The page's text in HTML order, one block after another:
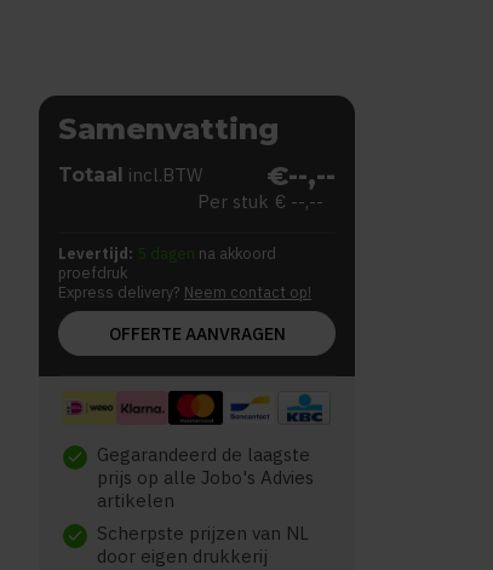
Samenvatting
Totaal incl.BTW €--,--
Per stuk € --,--
Levertijd: 5 dagen na akkoord
proefdruk
Express delivery? Neem contact op!
OFFERTE AANVRAGEN
check Gegarandeerd de laagste
prijs op alle Jobo's Advies
artikelen
check Scherpste prijzen van NL
door eigen drukkerij